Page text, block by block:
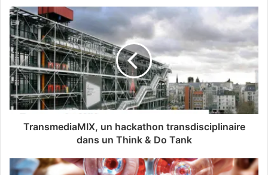
TransmediaMIX, un hackathon transdisciplinaire
dans un Think & Do Tank